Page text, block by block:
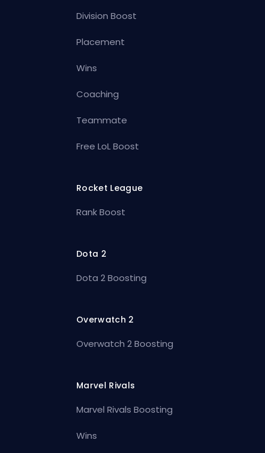
Division Boost
Placement
Wins
Coaching
Teammate
Free LoL Boost
Rocket League
Rank Boost
Dota 2
Dota 2 Boosting
Overwatch 2
Overwatch 2 Boosting
Marvel Rivals
Marvel Rivals Boosting
Wins